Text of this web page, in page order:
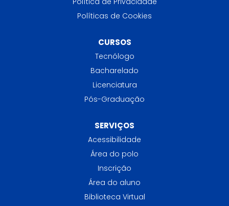
Políticas de Cookies
CURSOS
Tecnólogo
Bacharelado
Licenciatura
Pós-Graduação
SERVIÇOS
Acessibilidade
Área do polo
Inscrição
Área do aluno
Biblioteca Virtual